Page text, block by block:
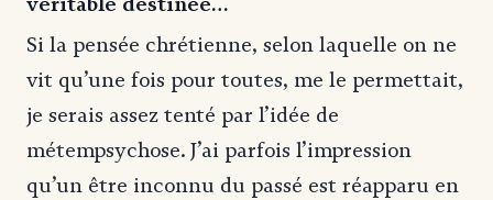
Si la pensée chrétienne, selon laquelle on ne
vit qu’une fois pour toutes, me le permettait,
je serais assez tenté par l’idée de
métempsychose. J’ai parfois l’impression
qu’un être inconnu du passé est réapparu en